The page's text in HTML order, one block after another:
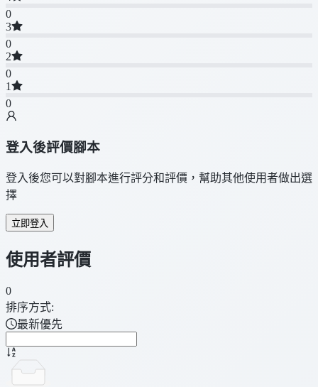
0
3
0
2
0
1
0
登入後評價腳本
登入後您可以對腳本進行評分和評價，幫助其他使用者做出選
擇
立即登入
使用者評價
0
排序方式:
最新優先